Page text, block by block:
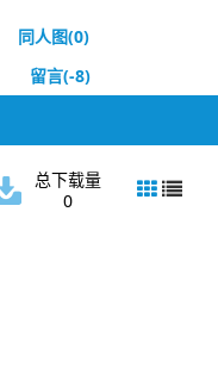
同人图(0)
留言(-8)
总下载量
0